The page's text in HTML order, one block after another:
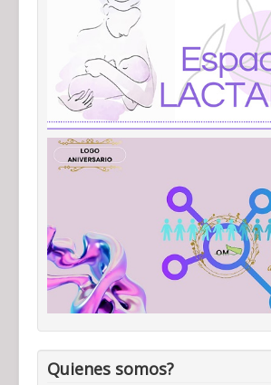
Quienes somos?